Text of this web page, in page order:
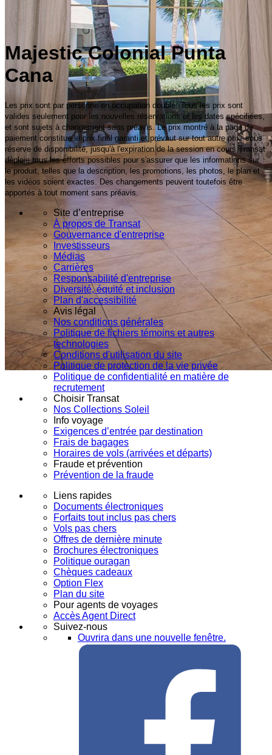
Majestic Colonial Punta
Cana
Les prix sont par personne en occupation double. Tous les prix sont
valides seulement pour les nouvelles réservations et les dates spécifiées,
et sont sujets à changement sans préavis. Le prix montré à la page de
paiement constitue le prix final garanti et prévaut sur tout autre prix, sous
réserve de disponibilité, jusqu'à l'expiration de la session en cours.Transat
déploie tous les efforts possibles pour s'assurer que les informations sur
le produit, telles que la description, les promotions, les photos, le plan et
les vidéos soient exactes. Des changements peuvent toutefois être
apportés à tout moment sans préavis.
Site d’entreprise
À propos de Transat
Gouvernance d'entreprise
Investisseurs
Médias
Carrières
Responsabilité d'entreprise
Diversité, équité et inclusion
Plan d'accessibilité
Avis légal
Nos conditions générales
Politique de fichiers témoins et autres
technologies
Conditions d'utilisation du site
Politique de protection de la vie privée
Politique de confidentialité en matière de
recrutement
Choisir Transat
Nos Collections Soleil
Info voyage
Exigences d’entrée par destination
Frais de bagages
Horaires de vols (arrivées et départs)
Fraude et prévention
Prévention de la fraude
Liens rapides
Documents électroniques
Forfaits tout inclus pas chers
Vols pas chers
Offres de dernière minute
Brochures électroniques
Politique ouragan
Chèques cadeaux
Option Flex
Plan du site
Pour agents de voyages
Accès Agent Direct
Suivez-nous
Ouvrira dans une nouvelle fenêtre.